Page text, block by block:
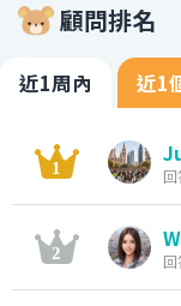
顧問排名
近1周內 近1